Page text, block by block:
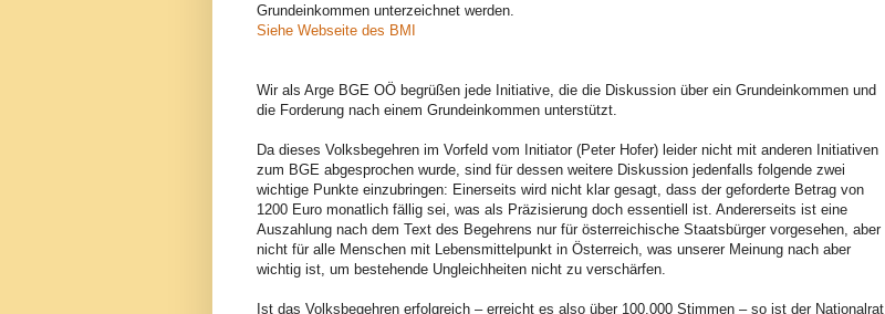
Grundeinkommen unterzeichnet werden.
Siehe Webseite des BMI
Wir als Arge BGE OÖ begrüßen jede Initiative, die die Diskussion über ein Grundeinkommen und
die Forderung nach einem Grundeinkommen unterstützt.
Da dieses Volksbegehren im Vorfeld vom Initiator (Peter Hofer) leider nicht mit anderen Initiativen
zum BGE abgesprochen wurde, sind für dessen weitere Diskussion jedenfalls folgende zwei
wichtige Punkte einzubringen: Einerseits wird nicht klar gesagt, dass der geforderte Betrag von
1200 Euro monatlich fällig sei, was als Präzisierung doch essentiell ist. Andererseits ist eine
Auszahlung nach dem Text des Begehrens nur für österreichische Staatsbürger vorgesehen, aber
nicht für alle Menschen mit Lebensmittelpunkt in Österreich, was unserer Meinung nach aber
wichtig ist, um bestehende Ungleichheiten nicht zu verschärfen.
Ist das Volksbegehren erfolgreich – erreicht es also über 100.000 Stimmen – so ist der Nationalrat